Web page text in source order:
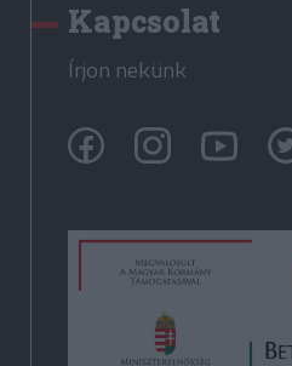
Kapcsolat
Írjon nekünk